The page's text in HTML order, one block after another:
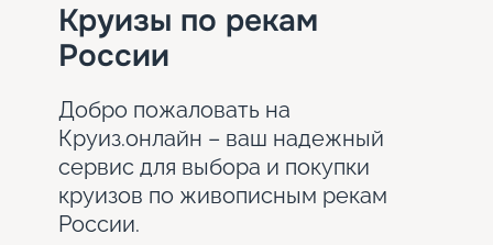
Круизы по рекам
России
Добро пожаловать на
Круиз.онлайн – ваш надежный
сервис для выбора и покупки
круизов по живописным рекам
России.